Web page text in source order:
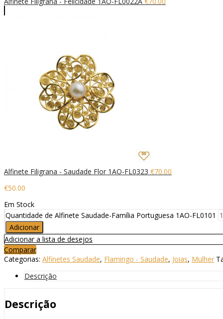
Alfinete Filigrana - Saudade Flor 1AO-FL0323 €70.00
€50.00
Em Stock
Quantidade de Alfinete Saudade-Família Portuguesa 1AO-FL0101
Adicionar
Adicionar a lista de desejos
Comparar
Categorias: Alfinetes Saudade, Flamingo - Saudade, Joias, Mulher
Descrição
Descrição